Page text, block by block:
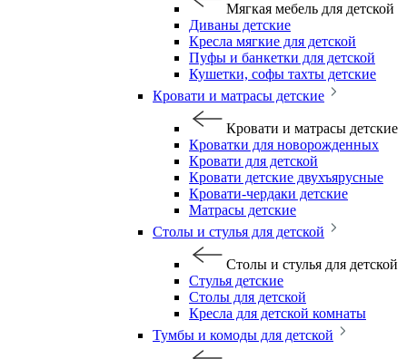
Мягкая мебель для детской
Диваны детские
Кресла мягкие для детской
Пуфы и банкетки для детской
Кушетки, софы тахты детские
Кровати и матрасы детские
Кровати и матрасы детские
Кроватки для новорожденных
Кровати для детской
Кровати детские двухъярусные
Кровати-чердаки детские
Матрасы детские
Столы и стулья для детской
Столы и стулья для детской
Стулья детские
Столы для детской
Кресла для детской комнаты
Тумбы и комоды для детской